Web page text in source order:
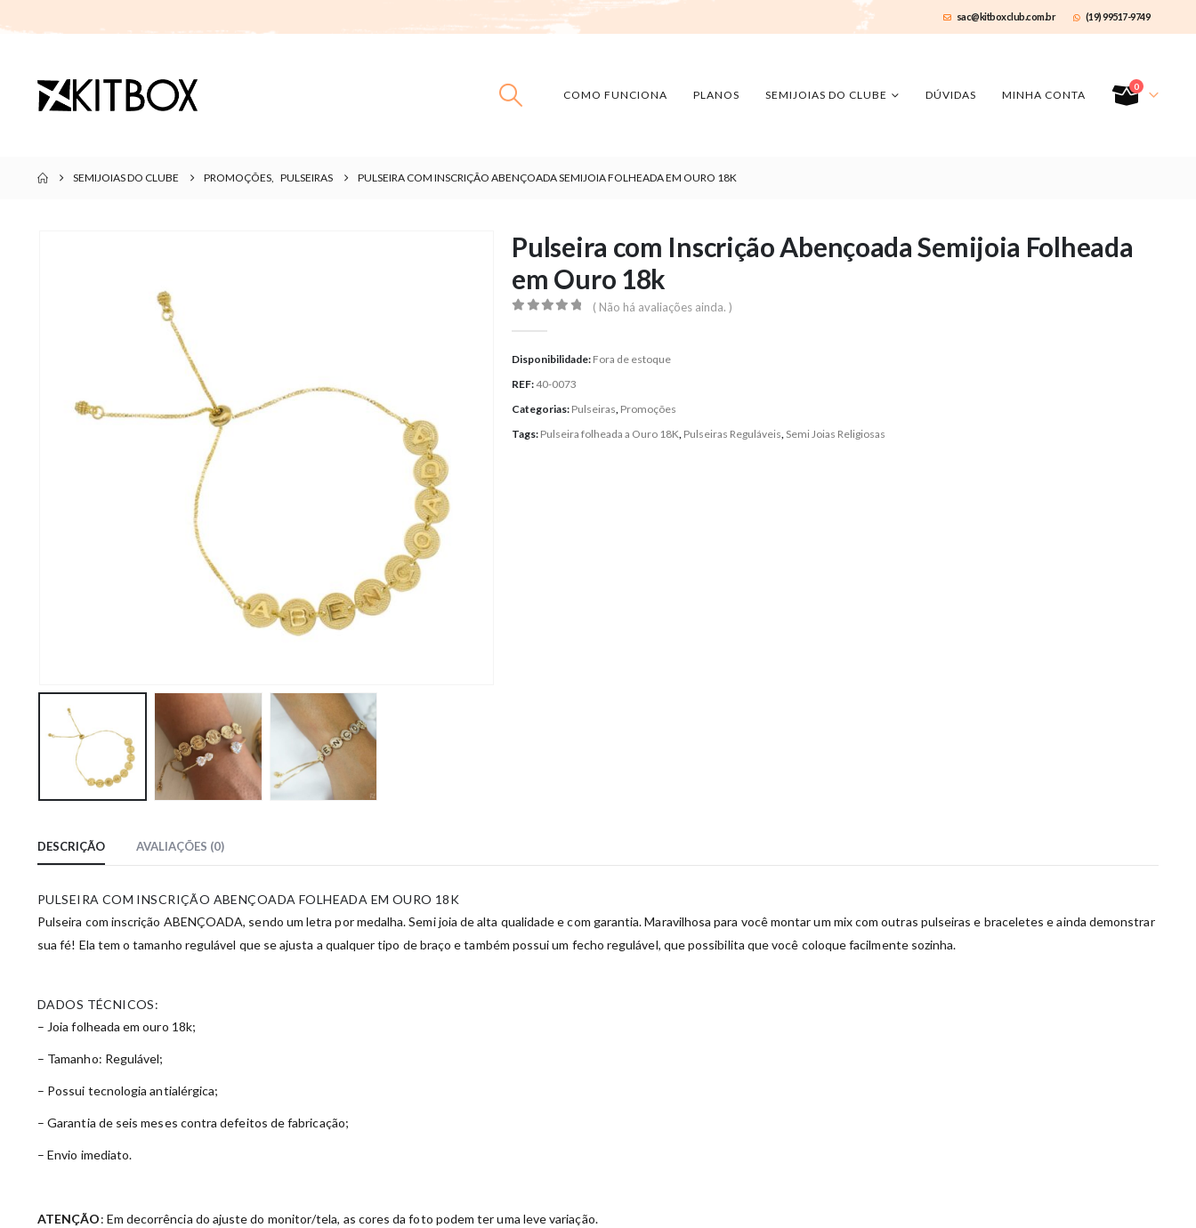
sac@kitboxclub.com.br (19) 99517-9749
COMO FUNCIONA PLANOS SEMIJOIAS DO CLUBE DÚVIDAS MINHA CONTA
0
SEMIJOIAS DO CLUBE PROMOÇÕES, PULSEIRAS PULSEIRA COM INSCRIÇÃO ABENÇOADA SEMIJOIA FOLHEADA EM OURO 18K
Pulseira com Inscrição Abençoada Semijoia Folheada
em Ouro 18k
( Não há avaliações ainda. )
Disponibilidade: Fora de estoque
REF:40-0073
Categorias: Pulseiras Promoções
Tags: Pulseira folheada a Ouro 18K Pulseiras Reguláveis ,Semi Joias Religiosas
DESCRIÇÃO AVALIAÇÕES (0)
PULSEIRA COM INSCRIÇÃO ABENÇOADA FOLHEADA EM OURO 18K
Pulseira com inscrição ABENÇOADA, sendo um letra por medalha. Semi joia de alta qualidade e com garantia. Maravilhosa para você montar um mix com outras pulseiras e braceletes e ainda demonstrar
sua fé! Ela tem o tamanho regulável que se ajusta a qualquer tipo de braço e também possui um fecho regulável, que possibilita que você coloque facilmente sozinha.
DADOS TÉCNICOS:
– Joia folheada em ouro 18k;
– Tamanho: Regulável;
– Possui tecnologia antialérgica;
– Garantia de seis meses contra defeitos de fabricação;
– Envio imediato.
ATENÇÃO: Em decorrência do ajuste do monitor/tela, as cores da foto podem ter uma leve variação.